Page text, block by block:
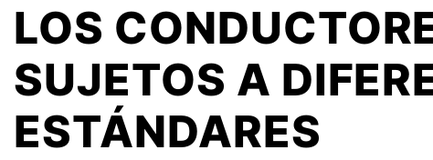
LOS
SUJETOS A
ESTÁNDARES